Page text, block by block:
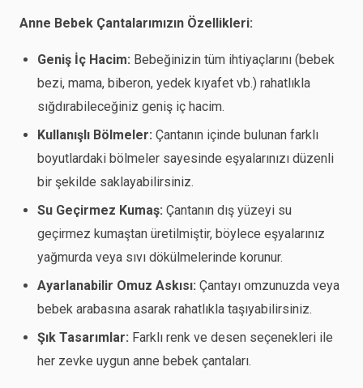
Anne Bebek Çantalarımızın Özellikleri:
Geniş İç Hacim: Bebeğinizin tüm ihtiyaçlarını (bebek
bezi, mama, biberon, yedek kıyafet vb.) rahatlıkla
sığdırabileceğiniz geniş iç hacim.
Kullanışlı Bölmeler: Çantanın içinde bulunan farklı
boyutlardaki bölmeler sayesinde eşyalarınızı düzenli
bir şekilde saklayabilirsiniz.
Su Geçirmez Kumaş: Çantanın dış yüzeyi su
geçirmez kumaştan üretilmiştir, böylece eşyalarınız
yağmurda veya sıvı dökülmelerinde korunur.
Ayarlanabilir Omuz Askısı: Çantayı omzunuzda veya
bebek arabasına asarak rahatlıkla taşıyabilirsiniz.
Şık Tasarımlar: Farklı renk ve desen seçenekleri ile
her zevke uygun anne bebek çantaları.